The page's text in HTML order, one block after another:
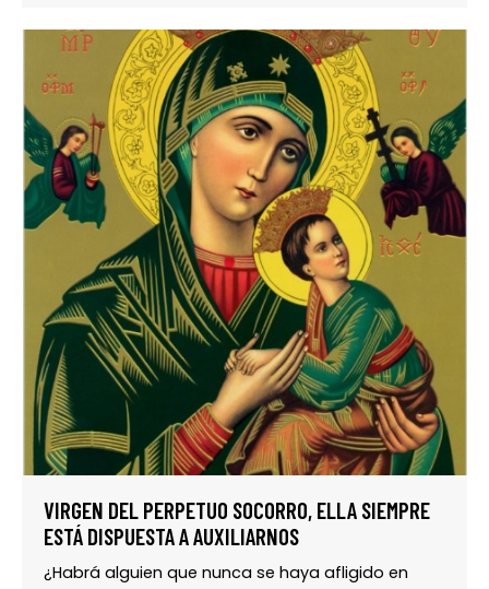
VIRGEN DEL PERPETUO SOCORRO, ELLA SIEMPRE
ESTÁ DISPUESTA A AUXILIARNOS
¿Habrá alguien que nunca se haya afligido en